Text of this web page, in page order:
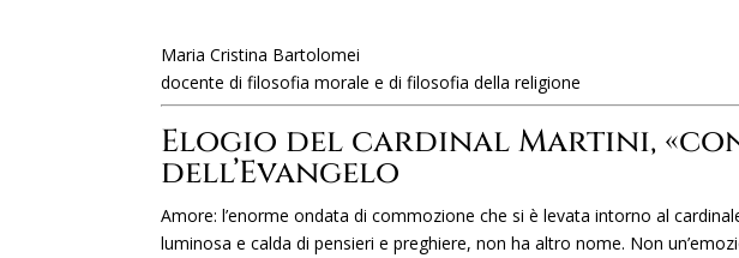
Maria Cristina Bartolomei
docente di filosofia morale e di filosofia della religione
Elogio del cardinal Martini,
dell’Evangelo
Amore: l’enorme ondata di commozione che si è levata intorno al
luminosa e calda di pensieri e preghiere, non ha altro nome. Non